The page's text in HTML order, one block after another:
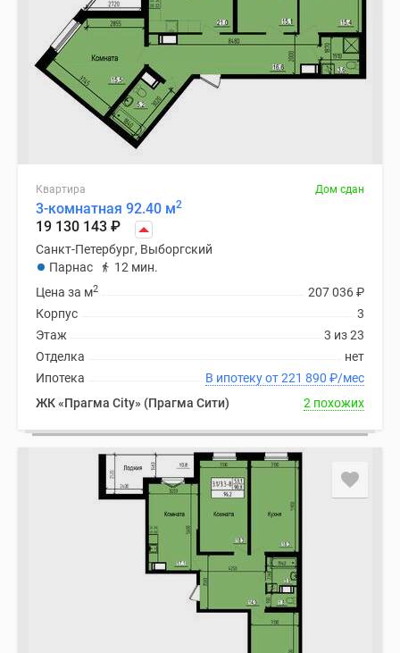
Квартира Дом сдан
3-комнатная 92.40 м2
19 130 143 ₽
Санкт-Петербург, Выборгский
Парнас
12 мин.
207 036₽
Цена за м2
3
Корпус
3 из 23
Этаж
нет
Отделка
В ипотеку от 221 890 ₽/мес
Ипотека
ЖК «Прагма City» (Прагма Сити)
2 похожих